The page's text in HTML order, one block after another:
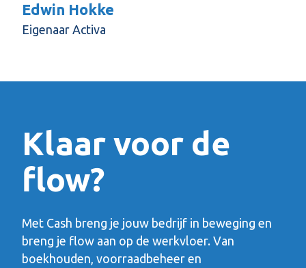
Edwin Hokke
Eigenaar Activa
Klaar voor de
flow?
Met Cash breng je jouw bedrijf in beweging en
breng je flow aan op de werkvloer. Van
boekhouden, voorraadbeheer en